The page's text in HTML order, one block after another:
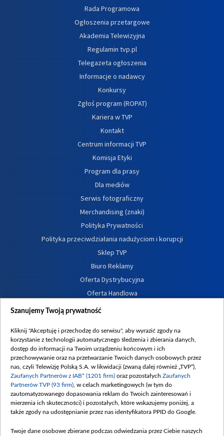
Rada Programowa
Ogłoszenia przetargowe
Akademia Telewizyjna
Regulamin tvp.pl
Telegazeta ogłoszenia
Informacje o nadawcy
Konkursy
Zgłoś program (ROPAT)
Kariera w TVP
Kontakt
Centrum informacji TVP
Komisja Etyki
Program dla prasy
Dla mediów
Serwis fotograficzny
Merchandising (znaki)
Polityka Prywatności
Polityka przeciwdziałania nadużyciom i korupcji
Sklep TVP
Biuro Reklamy
Oferta Dystrybucyjna
Oferta Handlowa
Dostępność
Procedura zgłoszeń wewnętrznych
Szanujemy Twoją prywatność
Kliknij "Akceptuję i przechodzę do serwisu", aby wyrazić zgody na
korzystanie z technologii automatycznego śledzenia i zbierania danych,
dostęp do informacji na Twoim urządzeniu końcowym i ich
przechowywanie oraz na przetwarzanie Twoich danych osobowych przez
nas, czyli Telewizję Polską S.A. w likwidacji (zwaną dalej również „TVP”),
Zaufanych Partnerów z IAB* (1201 firm) oraz pozostałych Zaufanych
Partnerów TVP (93 firm) , w celach marketingowych (w tym do
zautomatyzowanego dopasowania reklam do Twoich zainteresowań i
mierzenia ich skuteczności) i pozostałych, które wskazujemy poniżej, a
także zgody na udostępnianie przez nas identyfikatora PPID do Google.
Twoje dane osobowe zbierane podczas odwiedzania przez Ciebie naszych